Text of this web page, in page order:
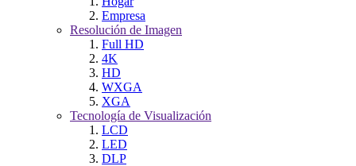
Empresa
Resolución de Imagen
Full HD
4K
HD
WXGA
XGA
Tecnología de Visualización
LCD
LED
DLP